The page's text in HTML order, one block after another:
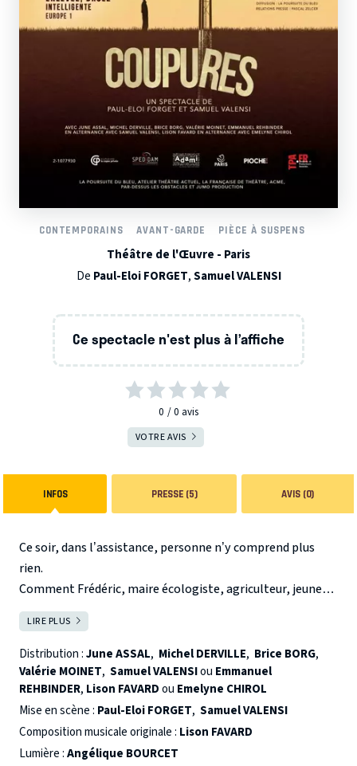
CONTEMPORAINS AVANT-GARDE PIÈCE À SUSPENS
Théâtre de l'Œuvre - Paris
De Paul-Eloi FORGET,Samuel VALENSI
Ce spectacle n'est plus à l’affiche
0 0 avis
VOTRE AVIS
INFOS PRESSE (5) AVIS (0)
Ce soir, dans l’assistance, personne n’y comprend plus
rien.
Comment Frédéric, maire écologiste, agriculteur, jeune
père de famille, engagé, rêveur, recyclage, circuit-court,
pistes cyclables et festival de musique débranchée… bref,
comment Frédéric a-t-il pu décider seul, et dans le secret,
du déploiement de la dernière génération d’antennes-
relais partout dans la commune ?
Coupures est une comédie satirique qui aborde la place que
le public occupe, ou plutôt celle qu’il n’occupe pas, dans le
débat démocratique.
LIRE PLUS
Distribution :June ASSAL, Michel DERVILLE, Brice BORG,
Valérie MOINET, Samuel VALENSIou Emmanuel
REHBINDER, Lison FAVARDou Emelyne CHIROL
Mise en scène : Paul-Eloi FORGET, Samuel VALENSI
Composition musicale originale : Lison FAVARD
Lumière :Angélique BOURCET